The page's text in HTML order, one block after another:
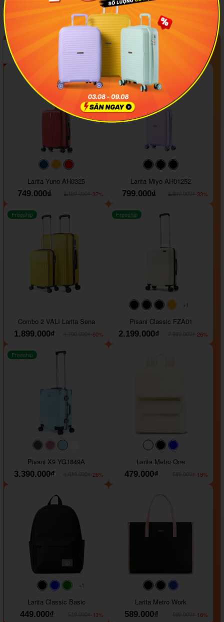
Tác giả: Trần Diệp Thảo Nguyên
TOP sản phẩm bán chạy tháng 08/2026
#093f69#ffa500
Larita Yuno AH0325
749.000₫
-37%
#000000#000000
Larita Miyo AH01252
799.000₫
-33%
Freeship
Combo 2 VALI Larita Sena
1.899.000₫
-60%
#000000#000000
#000000
#ffa500
+1
Freeship
Pisani Classic FZA01
2.199.000₫
-26%
#40454a#b76e79
#9ad8e7
Freeship
Pisani X9 YG1849A
3.390.000₫
-26%
#faf0e6#000000
Larita Metro One
479.000₫
-19%
#faf0e6
#000000#0000FF#008000
+1
Larita Classic Basic
449.000₫
-13%
#000000#000000
Larita Metro Work
589.000₫
-16%